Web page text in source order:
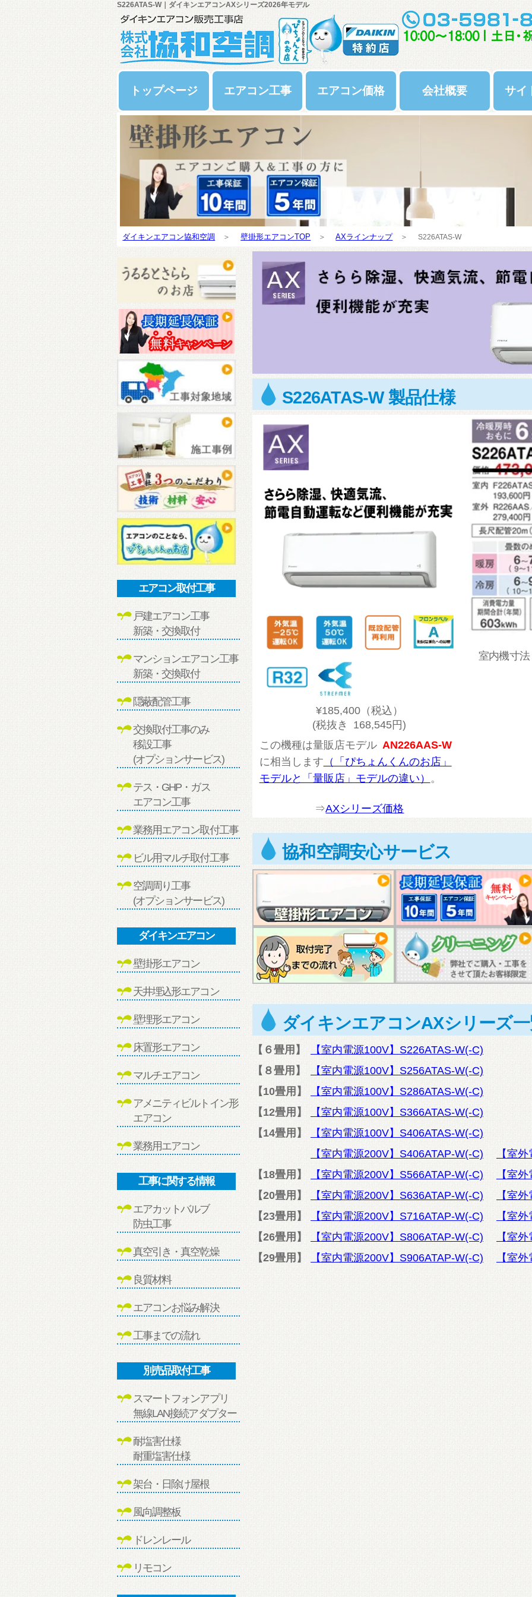
S226ATAS-W｜ダイキンエアコンAXシリーズ2026年モデル
トップページ エアコン工事 エアコン価格 会社概要 サイ
ダイキンエアコン協和空調 ＞壁掛形エアコンTOP ＞AXラインナップ＞S226ATAS-W
S226ATAS-W 製品仕様
¥185,400（税込）
(税抜き 168,545円)
この機種は量販店モデル AN226AAS-W
に相当します （「ぴちょんくんのお店」
モデルと「量販店」モデルの違い）
。
⇒AXシリーズ価格
室内機寸
協和空調安心サービス
ダイキンエアコンAXシリーズ
【６畳用】
【室内電源100V】S226ATAS-W(-C)
【８畳用】
【室内電源100V】S256ATAS-W(-C)
【10畳用】
【室内電源100V】S286ATAS-W(-C)
【12畳用】
【室内電源100V】S366ATAS-W(-C)
【14畳用】
【室内電源100V】S406ATAS-W(-C)
【室内電源200V】S406ATAP-W(-C)
【室
【18畳用】
【室内電源200V】S566ATAP-W(-C)
【室
【20畳用】
【室内電源200V】S636ATAP-W(-C)
【室
【23畳用】
【室内電源200V】S716ATAP-W(-C)
【室
【26畳用】
【室内電源200V】S806ATAP-W(-C)
【室
【29畳用】
【室内電源200V】S906ATAP-W(-C) 【室
エアコン取付工事
戸建エアコン工事
新築・交換取付
マンションエアコン工事
新築・交換取付
隠蔽配管工事
交換取付工事のみ
移設工事
(オプションサービス)
テス・GHP・ガス
エアコン工事
業務用エアコン取付工事
ビル用マルチ取付工事
空調周り工事
(オプションサービス)
ダイキンエアコン
壁掛形エアコン
天井埋込形エアコン
壁埋形エアコン
床置形エアコン
マルチエアコン
アメニティビルトイン形
エアコン
業務用エアコン
工事に関する情報
エアカットバルブ
防虫工事
真空引き・真空乾燥
良質材料
エアコンお悩み解決
工事までの流れ
別売品取付工事
スマートフォンアプリ
無線LAN接続アダプター
耐塩害仕様
耐重塩害仕様
架台・日除け屋根
風向調整板
ドレンレール
リモコン